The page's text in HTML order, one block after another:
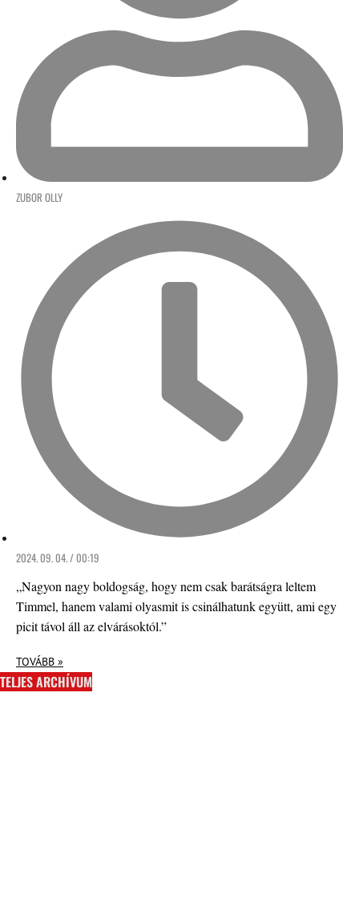
ZUBOR OLLY
2024. 09. 04. / 00:19
„Nagyon nagy boldogság, hogy nem csak barátságra leltem
Timmel, hanem valami olyasmit is csinálhatunk együtt, ami egy
picit távol áll az elvárásoktól.”
TOVÁBB »
TELJES ARCHÍVUM